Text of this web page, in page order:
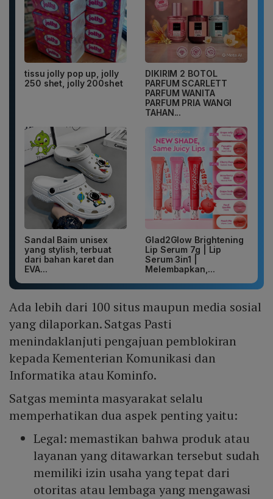
tissu jolly pop up, jolly
250 shet, jolly 200shet
DIKIRIM 2 BOTOL
PARFUM SCARLETT
PARFUM WANITA
PARFUM PRIA WANGI
TAHAN...
Sandal Baim unisex
yang stylish, terbuat
dari bahan karet dan
EVA...
Glad2Glow Brightening
Lip Serum 7g | Lip
Serum 3in1 |
Melembapkan,...
Ada lebih dari 100 situs maupun media sosial
yang dilaporkan. Satgas Pasti
menindaklanjuti pengajuan pemblokiran
kepada Kementerian Komunikasi dan
Informatika atau Kominfo.
Satgas meminta masyarakat selalu
memperhatikan dua aspek penting yaitu:
Legal: memastikan bahwa produk atau
layanan yang ditawarkan tersebut sudah
memiliki izin usaha yang tepat dari
otoritas atau lembaga yang mengawasi